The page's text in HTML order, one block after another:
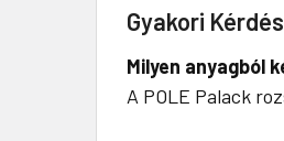
Gyakori
Milyen anyagból
A POLE Palack